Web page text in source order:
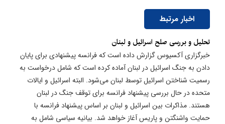
اخبار مرتبط
تحلیل و بررسی صلح اسرائیل و لبنان
خبرگزاری آکسیوس گزارش داده است که فرانسه پیشنهادی برای پایان
دادن به جنگ اسرائیل در لبنان آماده کرده است که شامل درخواست به
رسمیت شناختن اسرائیل توسط لبنان می‌شود. البته اسرائیل و ایالات
متحده در حال بررسی پیشنهاد فرانسه برای توقف جنگ در لبنان
هستند. مذاکرات بین اسرائیل و لبنان بر اساس پیشنهاد فرانسه با
حمایت واشنگتن و پاریس آغاز خواهد شد. بیانیه سیاسی شامل به